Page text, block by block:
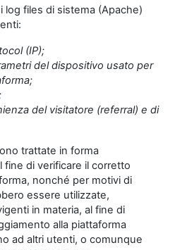
log files di sistema (Apache)
(IP);
del dispositivo usato per
del visitatore (referral) e di
trattate in forma
fine di verificare il corretto
nonché per motivi di
essere utilizzate,
in materia, al fine di
alla piattaforma
ad altri utenti, o comunque